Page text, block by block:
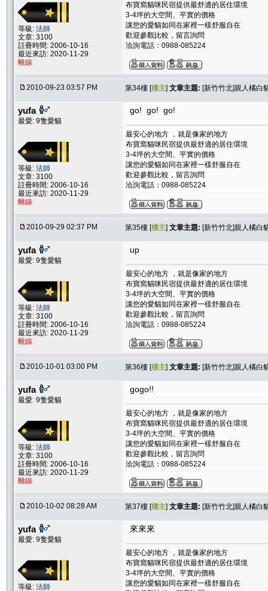
等級: 法師
文章: 3100
註冊時間: 2006-10-16
最近來訪: 2020-11-29
離線
布寶窩貓咪民宿提供最舒適的居住環境
3-4坪的大空間、平實的價格
讓您的愛貓如同在家裡一樣舒服自在
歡迎參觀比較，留言詢問
洽詢電話：0988-085224
2010-09-23 03:57 PM 第34樓 [樓主] 文章主題: [新竹竹北]親人橘白
yufa
最愛: 9隻愛貓
等級: 法師
文章: 3100
註冊時間: 2006-10-16
最近來訪: 2020-11-29
離線
go! go! go!
最安心的地方 ，就是像家的地方
布寶窩貓咪民宿提供最舒適的居住環境
3-4坪的大空間、平實的價格
讓您的愛貓如同在家裡一樣舒服自在
歡迎參觀比較，留言詢問
洽詢電話：0988-085224
2010-09-29 02:37 PM 第35樓 [樓主] 文章主題: [新竹竹北]親人橘白
yufa
最愛: 9隻愛貓
等級: 法師
文章: 3100
註冊時間: 2006-10-16
最近來訪: 2020-11-29
離線
up
最安心的地方 ，就是像家的地方
布寶窩貓咪民宿提供最舒適的居住環境
3-4坪的大空間、平實的價格
讓您的愛貓如同在家裡一樣舒服自在
歡迎參觀比較，留言詢問
洽詢電話：0988-085224
2010-10-01 03:00 PM 第36樓 [樓主] 文章主題: [新竹竹北]親人橘白
yufa
最愛: 9隻愛貓
等級: 法師
文章: 3100
註冊時間: 2006-10-16
最近來訪: 2020-11-29
離線
gogo!!
最安心的地方 ，就是像家的地方
布寶窩貓咪民宿提供最舒適的居住環境
3-4坪的大空間、平實的價格
讓您的愛貓如同在家裡一樣舒服自在
歡迎參觀比較，留言詢問
洽詢電話：0988-085224
2010-10-02 08:28 AM 第37樓 [樓主] 文章主題: [新竹竹北]親人橘白
yufa
最愛: 9隻愛貓
等級: 法師
來來來
最安心的地方 ，就是像家的地方
布寶窩貓咪民宿提供最舒適的居住環境
3-4坪的大空間、平實的價格
讓您的愛貓如同在家裡一樣舒服自在